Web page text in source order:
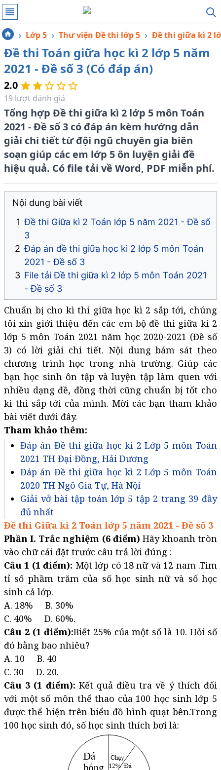
Lớp 5 Thư viện Đề thi lớp 5 Đề thi giữa kì 2
Đề thi Toán giữa học kì 2 lớp 5 năm
2021 - Đề số 3 (Có đáp án)
Tổng hợp Đề thi giữa kì 2 lớp 5 môn Toán
2021 - Đề số 3 có đáp án kèm hướng dẫn
giải chi tiết từ đội ngũ chuyên gia biên
soạn giúp các em lớp 5 ôn luyện giải đề
hiệu quả. Có file tải về Word, PDF miễn phí.
2.0
19 lượt đánh giá
Nội dung bài viết
Đề thi Giữa kì 2 Toán lớp 5 năm 2021 - Đề số
3
Đáp án đề thi giữa học kì 2 lớp 5 môn Toán
2021 - Đề số 3
File tải Đề thi giữa kì 2 lớp 5 môn Toán 2021
- Đề số 3
Chuẩn bị cho kì thi giữa học kì 2 sắp tới, chúng
tôi xin giới thiệu đến các em bộ đề thi giữa kì 2
lớp 5 môn Toán 2021 năm học 2020-2021 (Đề số
3) có lời giải chi tiết. Nội dung bám sát theo
chương trình học trong nhà trường. Giúp các
bạn học sinh ôn tập và luyện tập làm quen với
nhiều dạng đề, đồng thời cũng chuẩn bị tốt cho
kì thi sắp tới của mình. Mời các bạn tham khảo
bài viết dưới đây.
Tham khảo thêm:
Đáp án Đề thi giữa học kì 2 Lớp 5 môn Toán
2021 TH Đại Đồng, Hải Dương
Đáp án Đề thi giữa học kì 2 Lớp 5 môn Toán
2020 TH Ngô Gia Tự, Hà Nội
Giải vở bài tập toán lớp 5 tập 2 trang 39 đầy
đủ nhất
Đề thi Giữa kì 2 Toán lớp 5 năm 2021 - Đề số 3
Phần I. Trắc nghiệm (6 điểm) Hãy khoanh tròn
vào chữ cái đặt trước câu trả lời đúng :
Câu 1 (1 điểm): Một lớp có 18 nữ và 12 nam .Tìm
tỉ số phầm trăm của số học sinh nữ và số học
sinh cả lớp.
A. 18% B. 30%
C. 40% D. 60%.
Câu 2 (1 điểm):Biết 25% của một số là 10. Hỏi số
đó bằng bao nhiêu?
A. 10 B. 40
C. 30 D. 20.
Câu 3 (1 điểm): Kết quả điều tra về ý thích đối
với một số môn thể thao của 100 học sinh lớp 5
được thể hiện trên biểu đồ hình quạt bên.Trong
100 học sinh đó, số học sinh thích bơi là: